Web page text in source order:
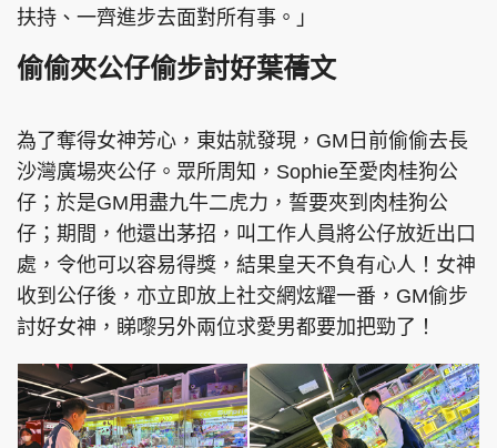
扶持、一齊進步去面對所有事。」
偷偷夾公仔偷步討好葉蒨文
為了奪得女神芳心，東姑就發現，GM日前偷偷去長
沙灣廣場夾公仔。眾所周知，Sophie至愛肉桂狗公
仔；於是GM用盡九牛二虎力，誓要夾到肉桂狗公
仔；期間，他還出茅招，叫工作人員將公仔放近出口
處，令他可以容易得獎，結果皇天不負有心人！女神
收到公仔後，亦立即放上社交網炫耀一番，GM偷步
討好女神，睇嚟另外兩位求愛男都要加把勁了！